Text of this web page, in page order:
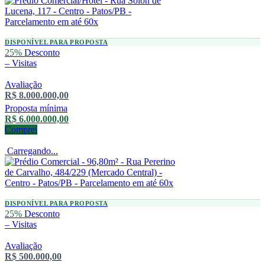
DISPONÍVEL PARA PROPOSTA
25% Desconto
– Visitas
Avaliação
R$ 8.000.000,00
Proposta mínima
R$ 6.000.000,00
Comprei
Carregando...
DISPONÍVEL PARA PROPOSTA
25% Desconto
– Visitas
Avaliação
R$ 500.000,00